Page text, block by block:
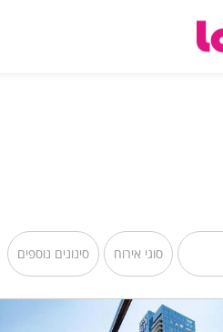
סוגי אירוח סינונים נוספים